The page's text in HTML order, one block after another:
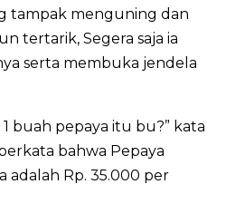
tampak menguning dan
tertarik, Segera saja ia
serta membuka jendela
buah pepaya itu bu?” kata
bahwa Pepaya
adalah Rp. 35.000 per